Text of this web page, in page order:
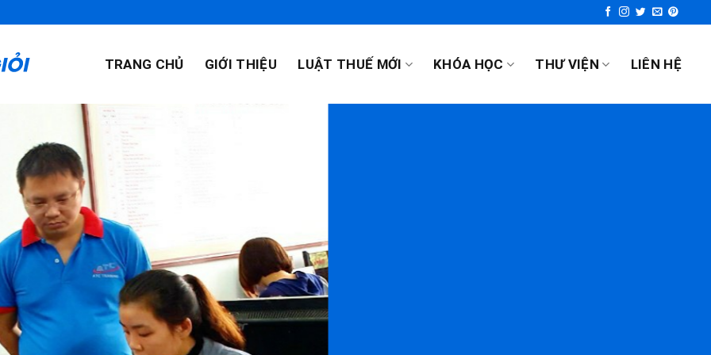
TRANG CHỦ GIỚI THIỆU LUẬT THUẾ MỚI KHÓA HỌC THƯ VIỆN LIÊN HỆ